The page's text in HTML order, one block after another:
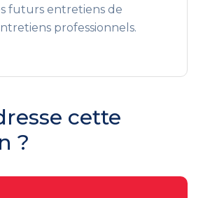
futurs entretiens de
professionnels.
cette
?